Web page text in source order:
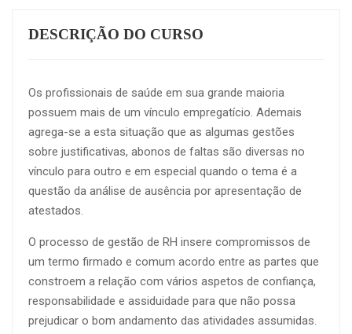
DESCRIÇÃO DO CURSO
Os profissionais de saúde em sua grande maioria
possuem mais de um vínculo empregatício. Ademais
agrega-se a esta situação que as algumas gestões
sobre justificativas, abonos de faltas são diversas no
vínculo para outro e em especial quando o tema é a
questão da análise de ausência por apresentação de
atestados.
O processo de gestão de RH insere compromissos de
um termo firmado e comum acordo entre as partes que
constroem a relação com vários aspetos de confiança,
responsabilidade e assiduidade para que não possa
prejudicar o bom andamento das atividades assumidas.